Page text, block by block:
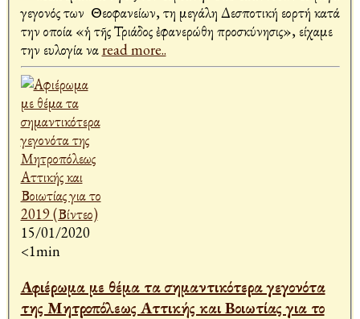
γεγονός των Θεοφανείων, τη μεγάλη Δεσποτική εορτή κατά
την οποία «ἡ τῆς Τριάδος ἐφανερώθη προσκύνησις», είχαμε
την ευλογία ναread more..
15/01/2020
<1min
Αφιέρωμα με θέμα τα σημαντικότερα γεγονότα
της Μητροπόλεως Αττικής και Βοιωτίας για το